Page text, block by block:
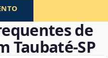
de
Taubaté‑SP